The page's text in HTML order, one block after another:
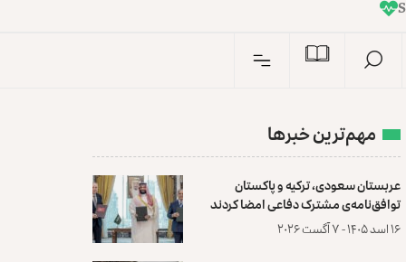
n
I
مهم‌ترین خبرها
عربستان سعودی، ترکیه و پاکستان
توافق‌نامه‌ی مشترک دفاعی امضا کردند
۱۶ اسد ۱۴۰۵ - ۷ آگست ۲۰۲۶